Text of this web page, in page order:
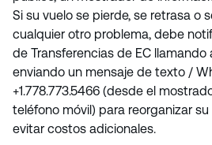
Si su vuelo se pierde, se retrasa o
cualquier otro problema, debe
de Transferencias de EC llamando
enviando un mensaje de texto /
+1.778.773.5466 (desde el
teléfono móvil) para reorganizar
evitar costos adicionales.